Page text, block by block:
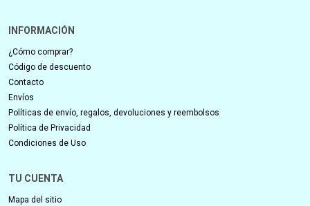
INFORMACIÓN
¿Cómo comprar?
Código de descuento
Contacto
Envíos
Políticas de envío, regalos, devoluciones y reembolsos
Política de Privacidad
Condiciones de Uso
TU CUENTA
Mapa del sitio